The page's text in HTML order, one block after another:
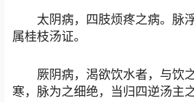
太阴病，四肢烦疼之病。脉
属桂枝汤证。
厥阴病，渴欲饮水者，与饮
寒，脉为之细绝，当归四逆汤主之